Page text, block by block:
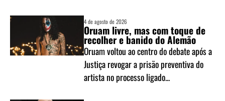
4 de agosto de 2026
Oruam livre, mas com toque de
recolher e banido do Alemão
Oruam voltou ao centro do debate após a
Justiça revogar a prisão preventiva do
artista no processo ligado...